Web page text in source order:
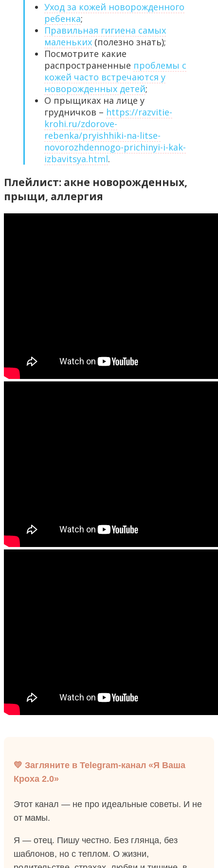
Уход за кожей новорожденного
ребенка;
Правильная гигиена самых
маленьких (полезно знать);
Посмотрите какие
распространенные проблемы с
кожей часто встречаются у
новорожденных детей;
О прыщиках на лице у
грудничков – https://razvitie-
krohi.ru/zdorove-
rebenka/pryishhiki-na-litse-
novorozhdennogo-prichinyi-i-kak-
izbavitsya.html.
Плейлист: акне новорожденных,
прыщи, аллергия
💛 Загляните в Telegram-канал «Я Ваша
Кроха 2.0»
Этот канал — не про идеальные советы. И не
от мамы.
Я — отец. Пишу честно. Без глянца, без
шаблонов, но с теплом. О жизни,